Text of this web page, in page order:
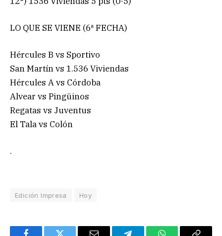
LO QUE SE VIENE (6ª FECHA)
Hércules B vs Sportivo
San Martín vs 1.536 Viviendas
Hércules A vs Córdoba
Alvear vs Pingüinos
Regatas vs Juventus
El Tala vs Colón
.
Edición Impresa Hoy